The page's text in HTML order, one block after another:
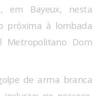
em Bayeux, nesta
próxima à lombada
Metropolitano Dom
de arma branca